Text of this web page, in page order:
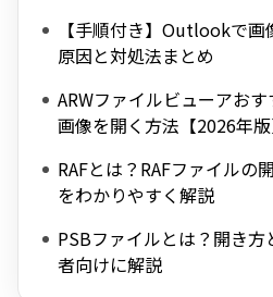
【手順付き】Outlookで
原因と対処法まとめ
ARWファイルビューアお
画像を開く方法【2026年版
RAFとは？RAFファイルの
をわかりやすく解説
PSBファイルとは？開き
者向けに解説